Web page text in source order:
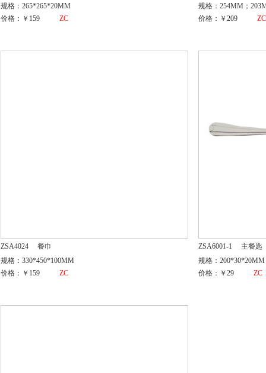
规格：265*265*20MM
价格：￥159
ZC
规格：254MM；
价格：￥209
ZC
ZSA4024
餐巾
规格：330*450*100MM
价格：￥159
ZC
ZSA6001-1
主餐匙
规格：200*30*20MM
价格：￥29
ZC